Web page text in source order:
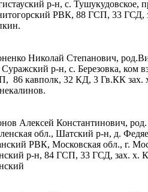
р-н, с. Тушукудовское,
РВК, 88 ГСП, 33 ГСД,
Николай Степанович,
Суражский р-н, с. Березовка, ком
86 кавполк, 32 КД, 3 Гв.КК зах.
Алексей Константинович, род.
обл., Шатский р-н, д.
РВК, Московская обл., г.
р-н, 84 ГСП, 33 ГСД, зах. х.